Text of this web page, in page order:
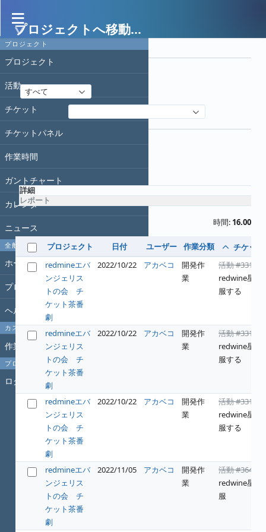
プロジェクト
プロジェクト
活動
チケット
チケットパネル
作業時間
ガントチャート
カレンダー
ニュース
全般
ホーム
プロジェクト
ヘルプ
カスタムクエリ
作業時間
プロフィール
ログイン
プロジェクトへ移動...
作業時間
フィルタ
すべて
フィルタ追加
オプション
適用
詳細
レポート
時間: 16.00
プロジェクト 日付 ユーザー 作業分類
チケット
redmineエバ
ンジェリス
トの会 チ
ケット茶番
劇
2022/10/22 アカベコ
開発作
業
活動 #331
redwine星を
服する
redmineエバ
ンジェリス
トの会 チ
ケット茶番
劇
2022/10/22 アカベコ
開発作
業
活動 #331
redwine星を
服する
redmineエバ
ンジェリス
トの会 チ
ケット茶番
劇
2022/10/22 アカベコ
開発作
業
活動 #331
redwine星を
服する
redmineエバ
ンジェリス
トの会 チ
ケット茶番
劇
2022/11/05 アカベコ
開発作
業
活動 #364
redwine星の
服